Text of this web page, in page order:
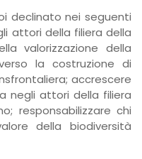
declinato nei seguenti
attori della filiera della
valorizzazione della
la costruzione di
accrescere
negli attori della filiera
responsabilizzare chi
della biodiversità